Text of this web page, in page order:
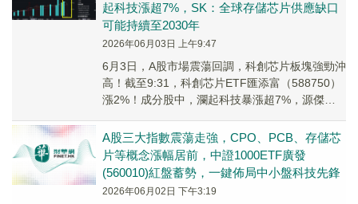
起科技漲超7%，SK：全球存儲芯片供應缺口
可能持續至2030年
2026年06月03日 上午9:47
6月3日，A股市場震蕩回調，科創芯片板塊強勁沖
高！截至9:31，科創芯片ETF匯添富（588750）
漲2%！成分股中，瀾起科技暴漲超7%，源傑科
A股三大指數震蕩走強，CPO、PCB、存儲芯
片等概念漲幅居前，中證1000ETF廣發
(560010)紅盤蓄勢，一鍵佈局中小盤科技先鋒
2026年06月02日 下午3:19